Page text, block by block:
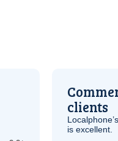
clients
is excellent.